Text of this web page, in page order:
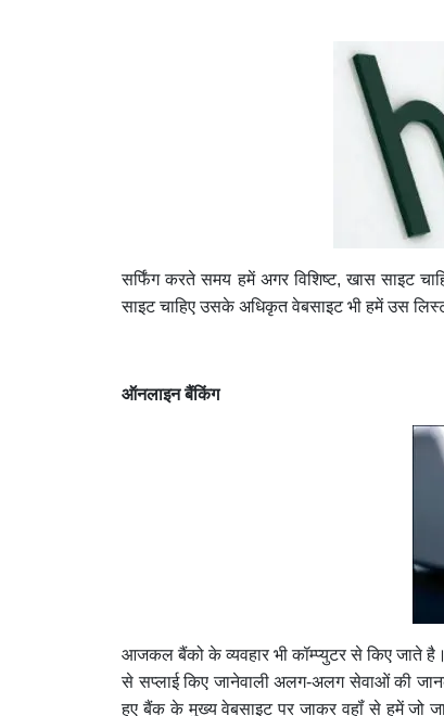
सर्फिंग करते समय हमें अगर विशिष्ट, खास साइट
साइट चाहिए उसके अधिकृत वेबसाइट भी हमें उस
ऑनलाइन बैंकिंग
आजकल बैंको के व्यवहार भी कॉम्प्युटर से किए जाते
से सप्लाई किए जानेवाली अलग-अलग सेवाओं की
हुए बैंक के मुख्य वेबसाइट पर जाकर वहॉं से हमें जो